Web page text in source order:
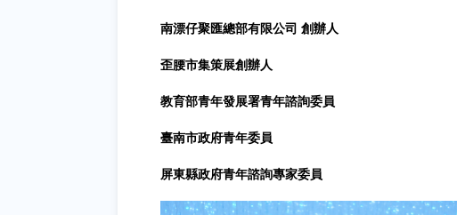
南漂仔聚匯總部有限公司 創辦人
歪腰市集策展創辦人
教育部青年發展署青年諮詢委員
臺南市政府青年委員
屏東縣政府青年諮詢專家委員